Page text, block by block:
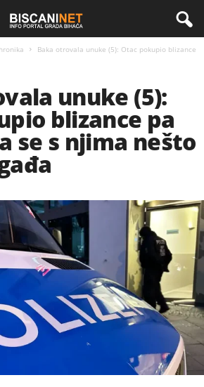
Baka otrovala unuke (5): Otac pokupio blizance
unuke (5):
blizance pa
se s njima nešto